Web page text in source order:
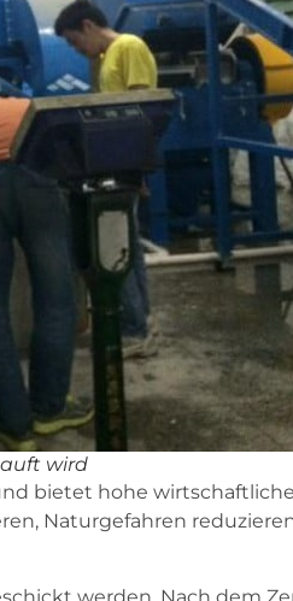
wird
bietet hohe
Naturgefahren
werden. Nach dem